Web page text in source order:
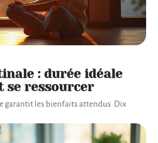
: durée idéale
se ressourcer
garantit les bienfaits attendus. Dix